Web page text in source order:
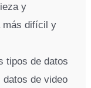
y
más difícil y
tipos de datos
datos de video